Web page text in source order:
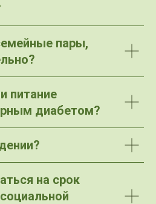
пары,
питание
диабетом?
на срок